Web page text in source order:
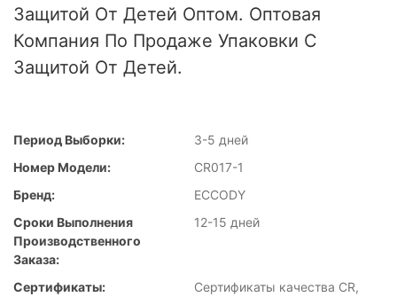
Защитой От Детей Оптом. Оптовая
Компания По Продаже Упаковки С
Защитой От Детей.
Период Выборки:
3-5 дней
Номер Модели:
CR017-1
Бренд:
ECCODY
Сроки Выполнения
Производственного
Заказа:
12-15 дней
Сертификаты:
Сертификаты качества CR,